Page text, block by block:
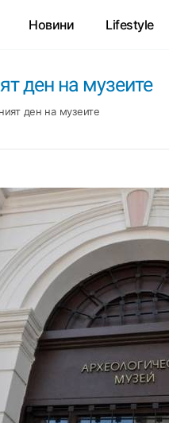
Новини Lifestyle
ден на музеите
ден на музеите